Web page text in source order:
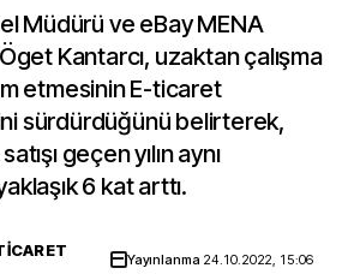
Müdürü ve eBay MENA
Kantarcı, uzaktan çalışma
etmesinin E-ticaret
sürdürdüğünü belirterek,
geçen yılın aynı
6 kat arttı.
Yayınlanma 24.10.2022, 15:06